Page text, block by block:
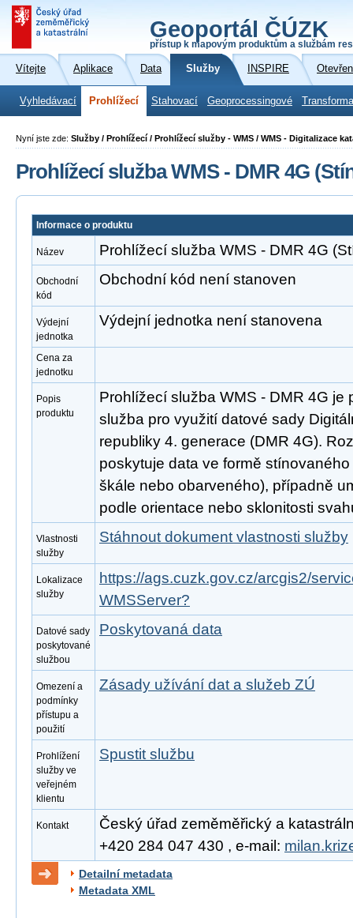
Geoportál ČÚZK
přístup k mapovým produktům a službám
Vítejte Aplikace Data Služby INSPIRE
Vyhledávací Prohlížecí Stahovací Geoprocessingové
Nyní jste zde: Služby / Prohlížecí / Prohlížecí služby - WMS / WMS - Digitalizace
Prohlížecí služba WMS - DMR 4G
Informace o produktu
Název Prohlížecí služba WMS - DMR 4G
Obchodní
kód
Obchodní kód není stanoven
Výdejní
jednotka
Výdejní jednotka není stanovena
Cena za
jednotku
Popis
produktu
Prohlížecí služba WMS - DMR 4G je
služba pro využití datové sady
republiky 4. generace (DMR 4G).
poskytuje data ve formě
škále nebo obarveného), případně
podle orientace nebo sklonitosti
Vlastnosti
služby
Stáhnout dokument vlastnosti služby
Lokalizace
služby
https://ags.cuzk.gov.cz/arcgis2/
WMSServer?
Datové sady
poskytované
službou
Poskytovaná data
Omezení a
podmínky
přístupu a
použití
Zásady užívání dat a služeb ZÚ
Prohlížení
služby ve
veřejném
klientu
Spustit službu
Kontakt
Český úřad zeměměřický a
+420 284 047 430 , e-mail:
Detailní metadata
Metadata XML